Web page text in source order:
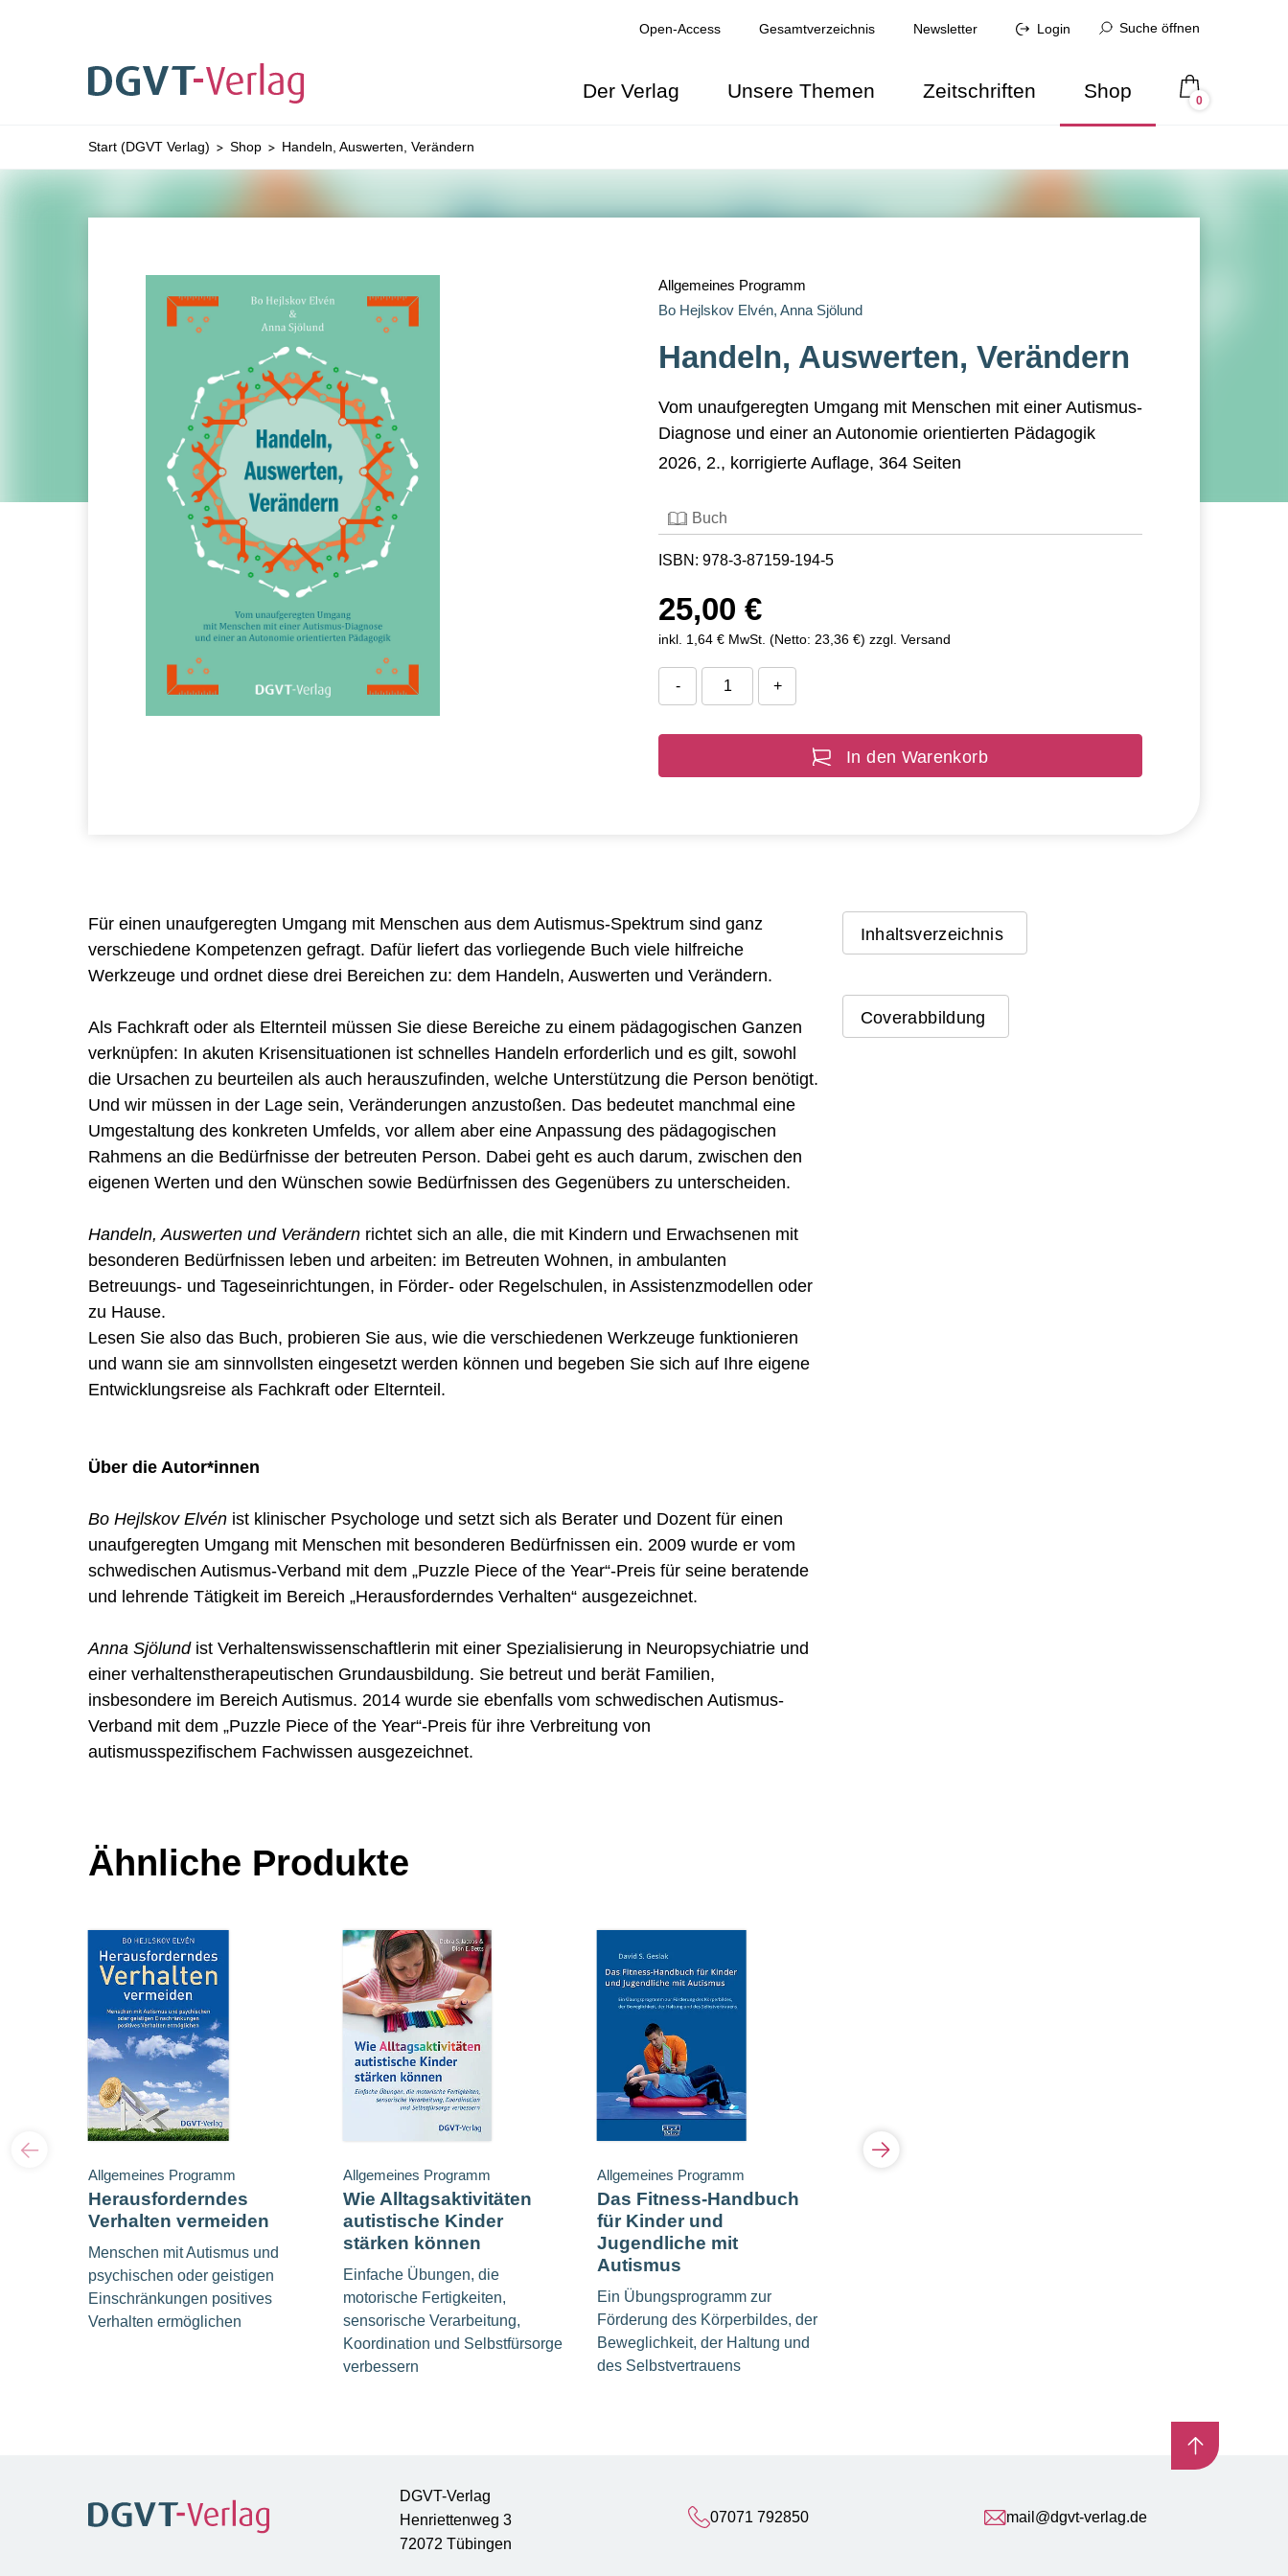
ZUM HAUPTINHALT SPRINGEN ZUR SUCHE SPRINGEN
Open-Access Gesamtverzeichnis Newsletter Login Suche öffnen
Der Verlag Unsere Themen Zeitschriften Shop 0
Sie befinden sich hier:
Start (DGVT Verlag) Shop Handeln, Auswerten, Verändern
Allgemeines Programm
Bo Hejlskov Elvén, Anna Sjölund
Handeln, Auswerten, Verändern
Vom unaufgeregten Umgang mit Menschen mit einer Autismus-
Diagnose und einer an Autonomie orientierten Pädagogik
2026, 2., korrigierte Auflage, 364 Seiten
Buch
ISBN: 978-3-87159-194-5
25,00 €
inkl. 1,64 € MwSt. (Netto: 23,36 €) zzgl. Versand
- +
In den Warenkorb
Für einen unaufgeregten Umgang mit Menschen aus dem Autismus-Spektrum sind ganz
verschiedene Kompetenzen gefragt. Dafür liefert das vorliegende Buch viele hilfreiche
Werkzeuge und ordnet diese drei Bereichen zu: dem Handeln, Auswerten und Verändern.
Als Fachkraft oder als Elternteil müssen Sie diese Bereiche zu einem pädagogischen Ganzen
verknüpfen: In akuten Krisensituationen ist schnelles Handeln erforderlich und es gilt, sowohl
die Ursachen zu beurteilen als auch herauszufinden, welche Unterstützung die Person benötigt.
Und wir müssen in der Lage sein, Veränderungen anzustoßen. Das bedeutet manchmal eine
Umgestaltung des konkreten Umfelds, vor allem aber eine Anpassung des pädagogischen
Rahmens an die Bedürfnisse der betreuten Person. Dabei geht es auch darum, zwischen den
eigenen Werten und den Wünschen sowie Bedürfnissen des Gegenübers zu unterscheiden.
Handeln, Auswerten und Verändern richtet sich an alle, die mit Kindern und Erwachsenen mit
besonderen Bedürfnissen leben und arbeiten: im Betreuten Wohnen, in ambulanten
Betreuungs- und Tageseinrichtungen, in Förder- oder Regelschulen, in Assistenzmodellen oder
zu Hause.
Lesen Sie also das Buch, probieren Sie aus, wie die verschiedenen Werkzeuge funktionieren
und wann sie am sinnvollsten eingesetzt werden können und begeben Sie sich auf Ihre eigene
Entwicklungsreise als Fachkraft oder Elternteil.
Über die Autor*innen
Bo Hejlskov Elvén ist klinischer Psychologe und setzt sich als Berater und Dozent für einen
unaufgeregten Umgang mit Menschen mit besonderen Bedürfnissen ein. 2009 wurde er vom
schwedischen Autismus-Verband mit dem „Puzzle Piece of the Year“-Preis für seine beratende
und lehrende Tätigkeit im Bereich „Herausforderndes Verhalten“ ausgezeichnet.
Anna Sjölund ist Verhaltenswissenschaftlerin mit einer Spezialisierung in Neuropsychiatrie und
einer verhaltenstherapeutischen Grundausbildung. Sie betreut und berät Familien,
insbesondere im Bereich Autismus. 2014 wurde sie ebenfalls vom schwedischen Autismus-
Verband mit dem „Puzzle Piece of the Year“-Preis für ihre Verbreitung von
autismusspezifischem Fachwissen ausgezeichnet.
Ähnliche Produkte
Allgemeines Programm
Herausforderndes
Verhalten vermeiden
Menschen mit Autismus und
psychischen oder geistigen
Einschränkungen positives
Verhalten ermöglichen
Allgemeines Programm
Wie Alltagsaktivitäten
autistische Kinder
stärken können
Einfache Übungen, die
motorische Fertigkeiten,
sensorische Verarbeitung,
Koordination und Selbstfürsorge
verbessern
Allgemeines Programm
Das Fitness-Handbuch
für Kinder und
Jugendliche mit
Autismus
Ein Übungsprogramm zur
Förderung des Körperbildes, der
Beweglichkeit, der Haltung und
des Selbstvertrauens
Inhaltsverzeichnis
Coverabbildung
DGVT-Verlag
Henriettenweg 3
72072 Tübingen
07071 792850 mail@dgvt-verlag.de